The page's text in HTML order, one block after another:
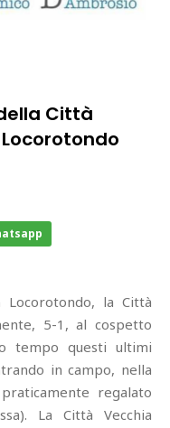
Città
la Città
5-1, al cospetto
tempo questi ultimi
in campo, nella
regalato
La Città Vecchia